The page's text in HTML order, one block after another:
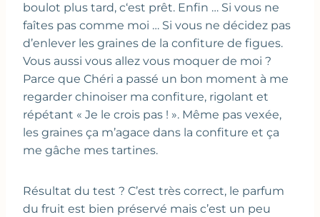
boulot plus tard, c‘est prêt. Enfin … Si vous ne
faîtes pas comme moi … Si vous ne décidez pas
d’enlever les graines de la confiture de figues.
Vous aussi vous allez vous moquer de moi ?
Parce que Chéri a passé un bon moment à me
regarder chinoiser ma confiture, rigolant et
répétant « Je le crois pas ! ». Même pas vexée,
les graines ça m’agace dans la confiture et ça
me gâche mes tartines.
Résultat du test ? C’est très correct, le parfum
du fruit est bien préservé mais c’est un peu